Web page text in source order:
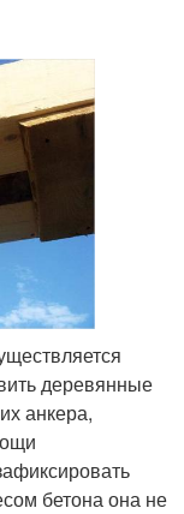
деревянные
анкера,
бетона она не